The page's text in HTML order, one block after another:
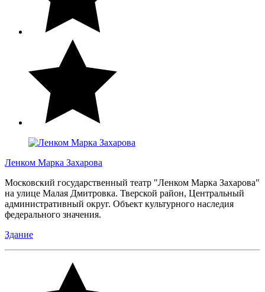
Ленком Марка Захарова
Московский государственный театр "Ленком Марка Захарова"
на улице Малая Дмитровка. Тверской район, Центральный
административный округ. Объект культурного наследия
федерального значения.
Здание